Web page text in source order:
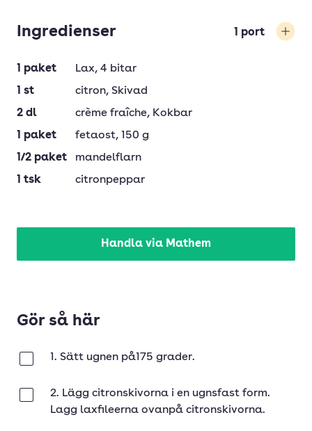
Ingredienser 1 port
1 paket Lax, 4 bitar
1 st citron, Skivad
2 dl crème fraîche, Kokbar
1 paket fetaost, 150 g
1/2 paket
mandelflarn
1 tsk citronpeppar
Handla via Mathem
Gör så här
1. Sätt ugnen på175 grader.
2. Lägg citronskivorna i en ugnsfast form.
Lagg laxfileerna ovanpå citronskivorna.